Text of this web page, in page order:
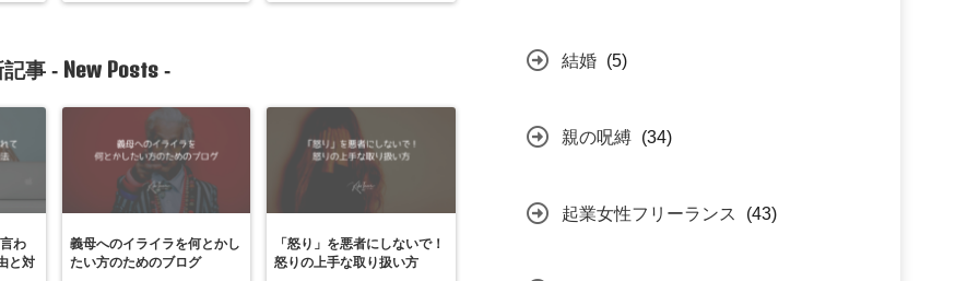
事 - New Posts -
わ
と対
義母へのイライラを何とかし
たい方のためのブログ
「怒り」を悪者にしないで！
怒りの上手な取り扱い方
結婚 (5)
親の呪縛 (34)
起業女性フリーランス (43)